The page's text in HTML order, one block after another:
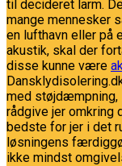
til decideret larm.
mange mennesker
en lufthavn eller på
akustik, skal der
disse kunne være
med støjdæmpning,
rådgive jer omkring
bedste for jer i det
løsningens
ikke mindst